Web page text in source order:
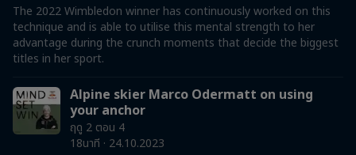
The 2022 Wimbledon winner has continuously worked on this
technique and is able to utilise this mental strength to her
advantage during the crunch moments that decide the biggest
titles in her sport.
Alpine skier Marco Odermatt on using
your anchor
ฤดู 2 ตอน 4
18นาที · 24.10.2023